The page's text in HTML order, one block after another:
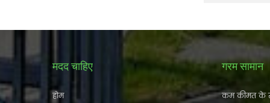
मदद चाहिए
होम
गरम सामान
कम कीमत के